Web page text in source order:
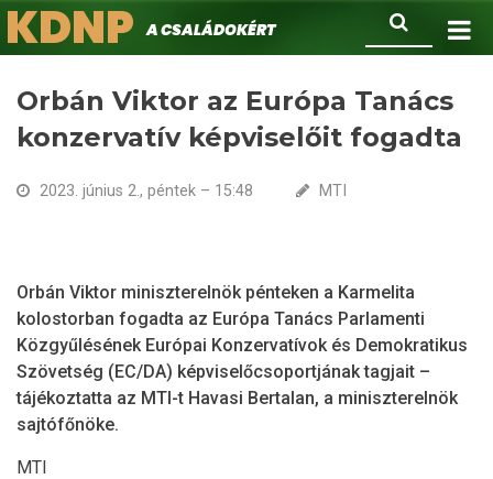
Ugrás
a
Keresés
KDNPA családokért.
Orbán Viktor az Európa Tanács
konzervatív képviselőit fogadta
2023. június 2., péntek – 15:48 MTI
Orbán Viktor miniszterelnök pénteken a Karmelita
kolostorban fogadta az Európa Tanács Parlamenti
Közgyűlésének Európai Konzervatívok és Demokratikus
Szövetség (EC/DA) képviselőcsoportjának tagjait –
tájékoztatta az MTI-t Havasi Bertalan, a miniszterelnök
sajtófőnöke.
MTI